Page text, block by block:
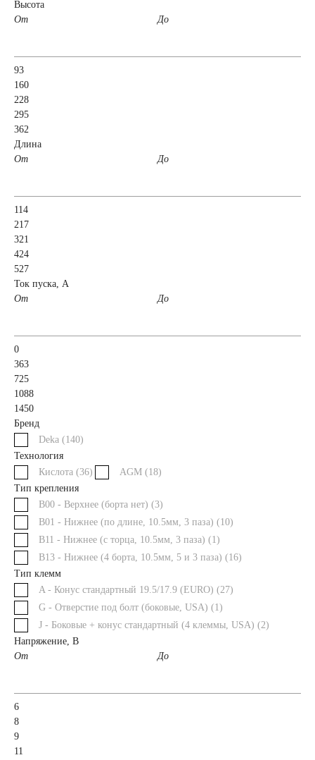
56 А/ч 58 А/ч
95 А/ч 96 А/ч
Аккумуляторы для
Высота
От
До
93
160
228
295
362
Длина
От
До
114
217
321
424
527
Ток пуска, А
От
До
0
363
725
1088
1450
Бренд
Deka (140)
Технология
Кислота (36) AGM (18)
Тип крепления
B00 - Верхнее (борта нет) (3)
B01 - Нижнее (по длине, 10.5мм, 3 паза) (10)
B11 - Нижнее (с торца, 10.5мм, 3 паза) (1)
B13 - Нижнее (4 борта, 10.5мм, 5 и 3 паза) (16)
Тип клемм
A - Конус стандартный 19.5/17.9 (EURO) (27)
G - Отверстие под болт (боковые, USA) (1)
J - Боковые + конус стандартный (4 клеммы, USA) (2)
Напряжение, В
От
До
6
8
9
11